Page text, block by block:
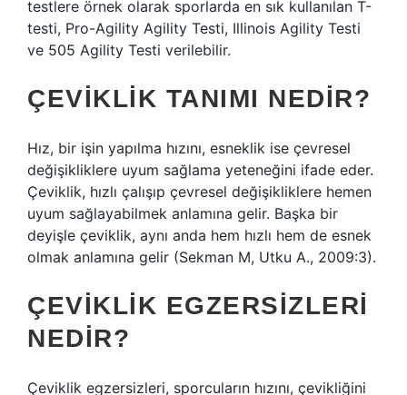
testlere örnek olarak sporlarda en sık kullanılan T-
testi, Pro-Agility Agility Testi, Illinois Agility Testi
ve 505 Agility Testi verilebilir.
ÇEVIKLIK TANIMI NEDIR?
Hız, bir işin yapılma hızını, esneklik ise çevresel
değişikliklere uyum sağlama yeteneğini ifade eder.
Çeviklik, hızlı çalışıp çevresel değişikliklere hemen
uyum sağlayabilmek anlamına gelir. Başka bir
deyişle çeviklik, aynı anda hem hızlı hem de esnek
olmak anlamına gelir (Sekman M, Utku A., 2009:3).
ÇEVIKLIK EGZERSIZLERI
NEDIR?
Çeviklik egzersizleri, sporcuların hızını, çevikliğini